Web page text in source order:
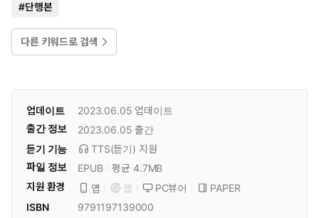
#단행본
다른 키워드로 검색
업데이트 2023.06.05 업데이트
출간 정보
2023.06.05 출간
듣기 기능
TTS(듣기) 지원
파일 정보
EPUB
평균 4.7MB
지원 환경
앱 웹 PC뷰어
PAPER
ISBN
9791197139000